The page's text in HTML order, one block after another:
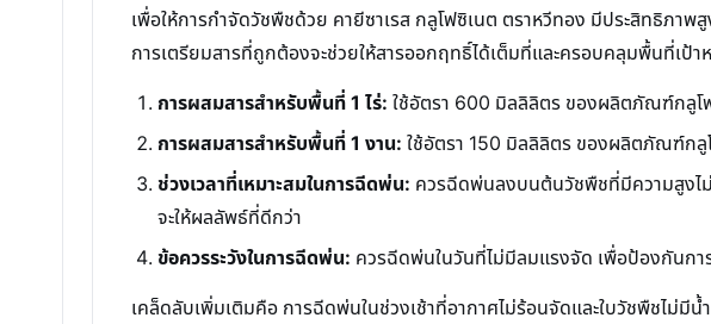
เพื่อให้การกำจัดวัชพืชด้วย คายีซาเรส กลูโฟซิเนต ตราหวีทอง มีประสิทธิภ
การเตรียมสารที่ถูกต้องจะช่วยให้สารออกฤทธิ์ได้เต็มที่และครอบคลุมพื้นที่เป้
การผสมสารสำหรับพื้นที่ 1 ไร่: ใช้อัตรา 600 มิลลิลิตร ของผลิตภัณฑ์กลูโ
การผสมสารสำหรับพื้นที่ 1 งาน: ใช้อัตรา 150 มิลลิลิตร ของผลิตภัณฑ์กลู
ช่วงเวลาที่เหมาะสมในการฉีดพ่น: ควรฉีดพ่นลงบนต้นวัชพืชที่มีความสูงไ
จะให้ผลลัพธ์ที่ดีกว่า
ข้อควรระวังในการฉีดพ่น: ควรฉีดพ่นในวันที่ไม่มีลมแรงจัด เพื่อป้องกันก
เคล็ดลับเพิ่มเติมคือ การฉีดพ่นในช่วงเช้าที่อากาศไม่ร้อนจัดและใบวัชพืชไม่มี